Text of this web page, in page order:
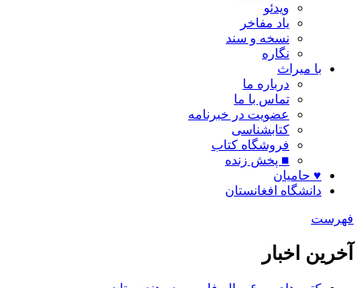
ویدئو
یاد مفاخر
نسخه و سند
نگاره
با میراث
درباره ما
تماس با ما
عضویت در خبرنامه
کتابشناسی
فروشگاه کتاب
■ پخش زنده
♥ حامیان
دانشگاه افغانستان
فهرست
آخرین اخبار